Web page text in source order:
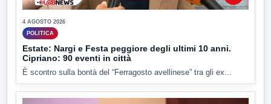
4 AGOSTO 2026
POLITICA
Estate: Nargi e Festa peggiore degli ultimi 10 anni.
Cipriano: 90 eventi in città
È scontro sulla bontà del “Ferragosto avellinese” tra gli ex...